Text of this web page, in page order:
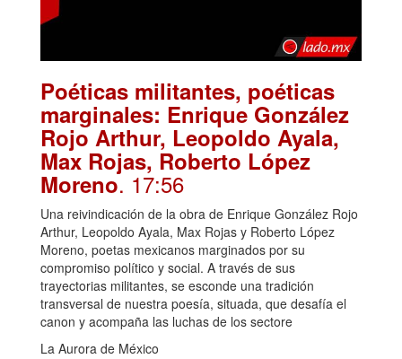
Poéticas militantes, poéticas
marginales: Enrique González
Rojo Arthur, Leopoldo Ayala,
Max Rojas, Roberto López
Moreno. 17:56
Una reivindicación de la obra de Enrique González Rojo
Arthur, Leopoldo Ayala, Max Rojas y Roberto López
Moreno, poetas mexicanos marginados por su
compromiso político y social. A través de sus
trayectorias militantes, se esconde una tradición
transversal de nuestra poesía, situada, que desafía el
canon y acompaña las luchas de los sectore
La Aurora de México